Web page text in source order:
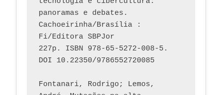
panoramas e debates.
Cachoeirinha/Brasília :
Fi/Editora SBPJor
227p. ISBN 978-65-5272-008-5.
DOI 10.22350/9786552720085
Fontanari, Rodrigo; Lemos,